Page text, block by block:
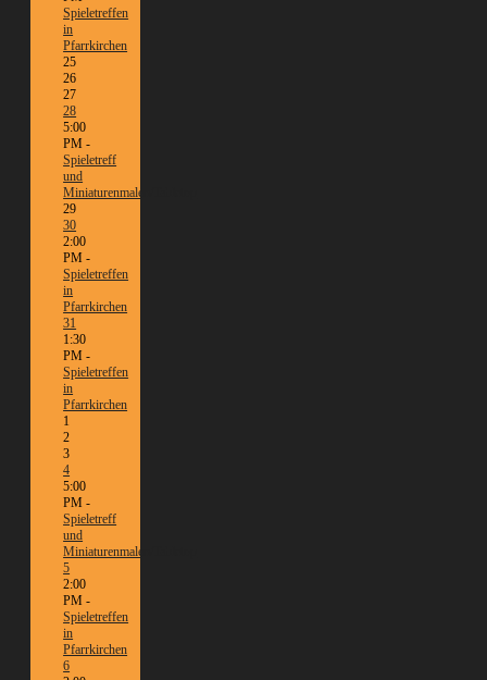
Spieletreffen
in
Pfarrkirchen
25
26
27
28
5:00
PM -
Spieletreff
und
Miniaturenmalen/Tabletop
29
30
2:00
PM -
Spieletreffen
in
Pfarrkirchen
31
1:30
PM -
Spieletreffen
in
Pfarrkirchen
1
2
3
4
5:00
PM -
Spieletreff
und
Miniaturenmalen/Tabletop
5
2:00
PM -
Spieletreffen
in
Pfarrkirchen
6